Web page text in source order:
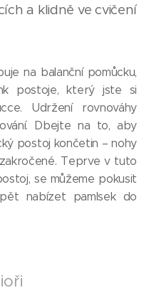
a klidně ve cvičení
na balanční pomůcku,
postoje, který jste si
Udržení rovnováhy
Dbejte na to, aby
postoj končetin – nohy
Teprve v tuto
se můžeme pokusit
nabízet pamlsek do